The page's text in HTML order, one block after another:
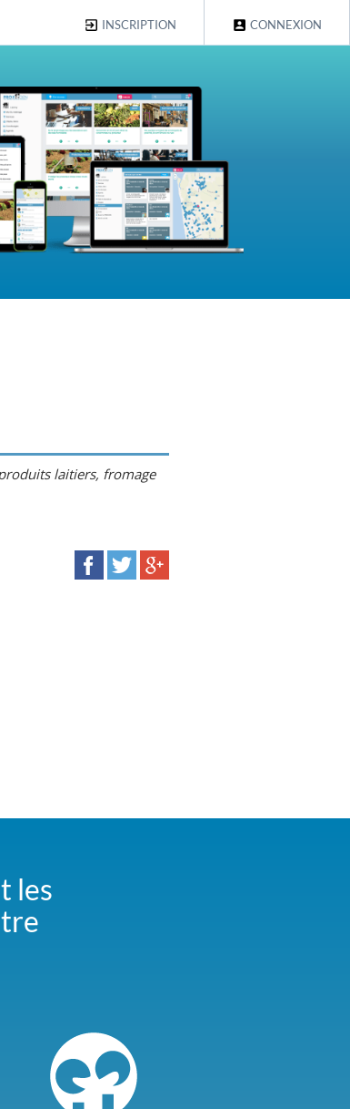
CONNEXION
INSCRIPTION
laitiers, fromage
les